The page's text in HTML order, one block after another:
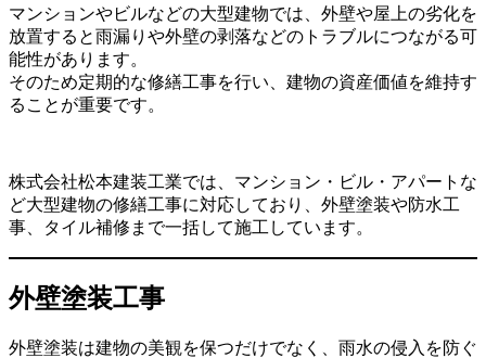
マンションやビルなどの大型建物では、外壁や屋上の劣化を
放置すると雨漏りや外壁の剥落などのトラブルにつながる可
能性があります。
そのため定期的な修繕工事を行い、建物の資産価値を維持す
ることが重要です。
株式会社松本建装工業では、マンション・ビル・アパートな
ど大型建物の修繕工事に対応しており、外壁塗装や防水工
事、タイル補修まで一括して施工しています。
外壁塗装工事
外壁塗装は建物の美観を保つだけでなく、雨水の侵入を防ぐ